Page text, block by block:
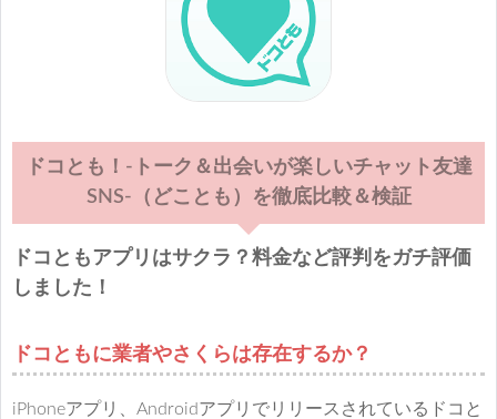
ドコとも！-トーク＆出会いが楽しいチャット友達
SNS-（どことも）を徹底比較＆検証
ドコともアプリはサクラ？料金など評判をガチ評価
しました！
ドコともに業者やさくらは存在するか？
iPhoneアプリ、Androidアプリでリリースされているドコと